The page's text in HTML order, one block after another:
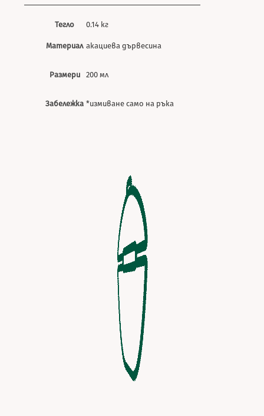
Тегло 0.14 кг
Материал акациева дървесина
Размери 200 мл
Забележка *измиване само на ръка